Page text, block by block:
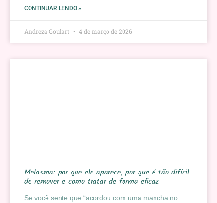
CONTINUAR LENDO »
Andreza Goulart 4 de março de 2026
Melasma: por que ele aparece, por que é tão difícil
de remover e como tratar de forma eficaz
Se você sente que “acordou com uma mancha no